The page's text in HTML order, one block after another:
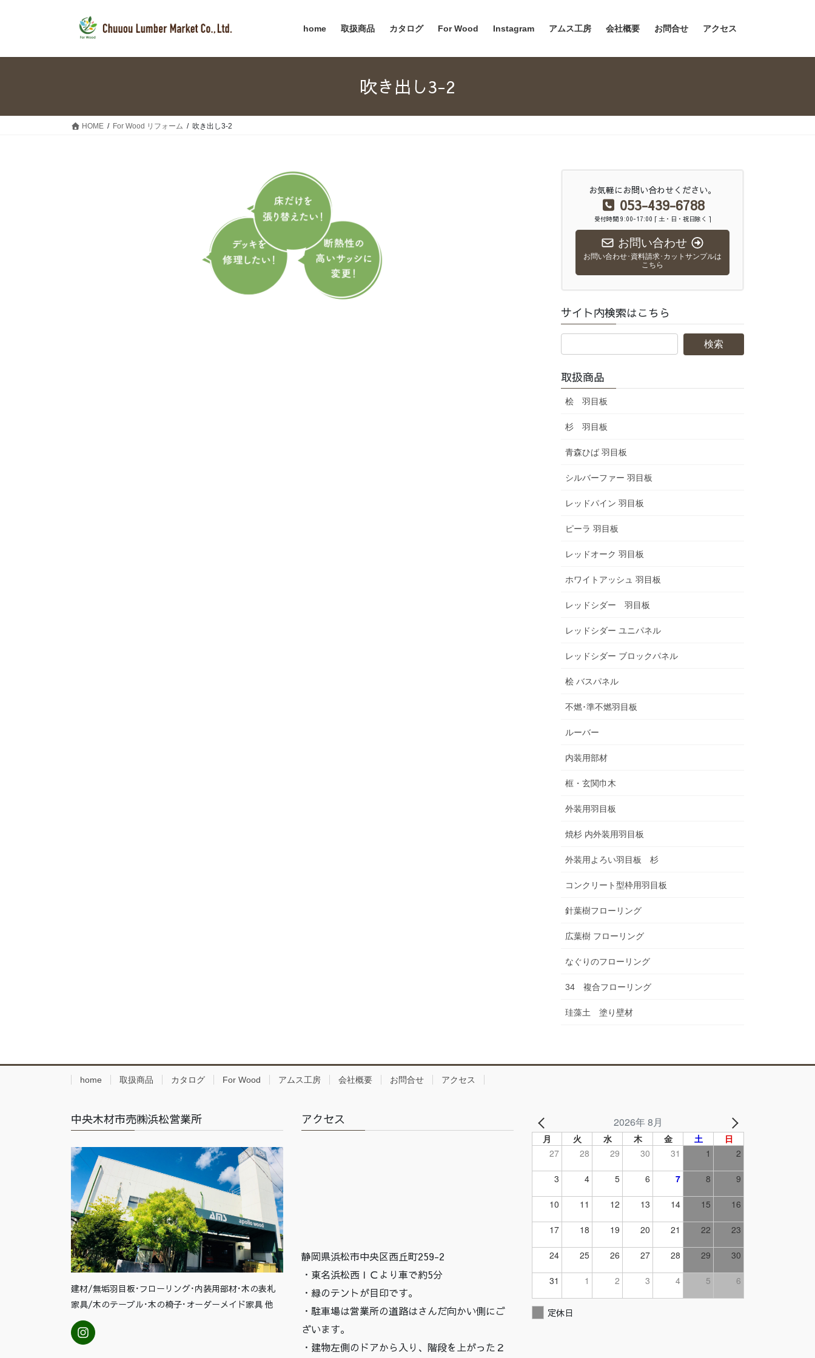
home 取扱商品 カタログ For Wood Instagram アムス工房 会社概要 お問合せ アクセス
吹き出し3-2
HOME For Wood リフォーム 吹き出し3-2
お気軽にお問い合わせください。
053-439-6788
受付時間 9:00-17:00 [ 土・日・祝日除く ]
お問い合わせ
お問い合わせ･資料請求･カットサンプルは
こちら
サイト内検索はこちら
取扱商品
桧 羽目板
杉 羽目板
青森ひば 羽目板
シルバーファー 羽目板
レッドパイン 羽目板
ピーラ 羽目板
レッドオーク 羽目板
ホワイトアッシュ 羽目板
レッドシダー 羽目板
レッドシダー ユニパネル
レッドシダー ブロックパネル
桧 バスパネル
不燃･準不燃羽目板
ルーバー
内装用部材
框・玄関巾木
外装用羽目板
焼杉 内外装用羽目板
外装用よろい羽目板 杉
コンクリート型枠用羽目板
針葉樹フローリング
広葉樹 フローリング
なぐりのフローリング
34 複合フローリング
珪藻土 塗り壁材
home 取扱商品 カタログ For Wood アムス工房 会社概要 お問合せ アクセス
中央木材市売㈱浜松営業所
建材/無垢羽目板･フローリング･内装用部材･木の表札
家具/木のテーブル･木の椅子･オーダーメイド家具 他
アクセス
静岡県浜松市中央区西丘町259-2
・東名浜松西ＩＣより車で約5分
・緑のテントが目印です。
・駐車場は営業所の道路はさんだ向かい側にご
ざいます。
・建物左側のドアから入り、階段を上がった２
2026年 8月
月 火 水 木 金 土
日
27
28 29 30 31 1 2
3 4 5 6 7 8 9
10 11 12 13 14 15 16
17 18 19 20 21 22 23
24 25 26 27 28 29 30
31 1 2 3 4 5 6
定休日